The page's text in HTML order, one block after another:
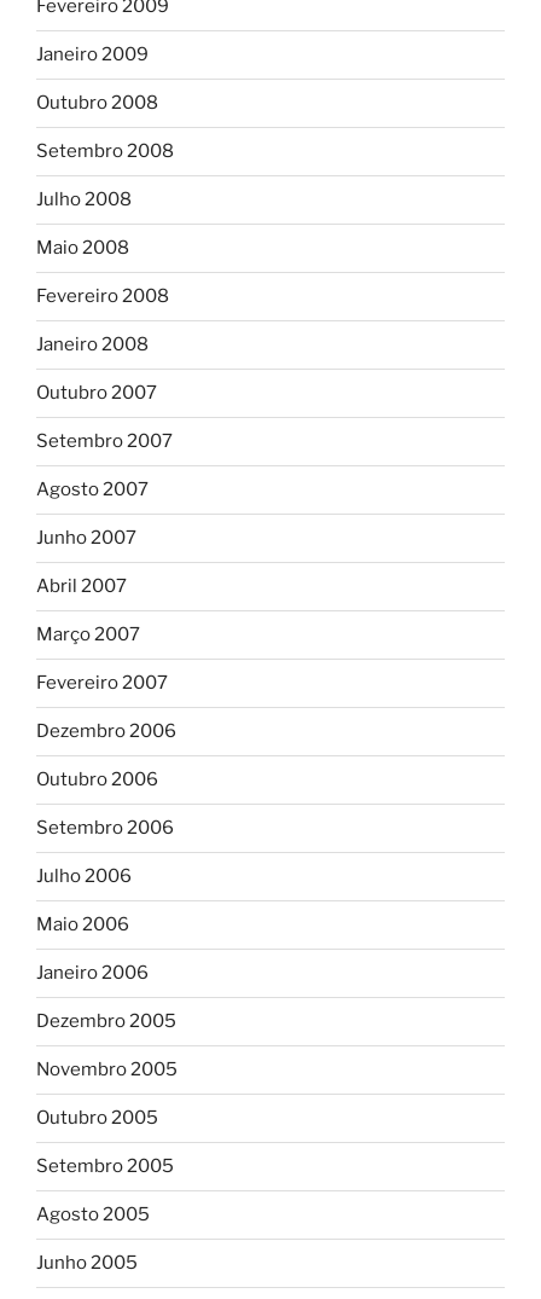
Fevereiro 2009
Janeiro 2009
Outubro 2008
Setembro 2008
Julho 2008
Maio 2008
Fevereiro 2008
Janeiro 2008
Outubro 2007
Setembro 2007
Agosto 2007
Junho 2007
Abril 2007
Março 2007
Fevereiro 2007
Dezembro 2006
Outubro 2006
Setembro 2006
Julho 2006
Maio 2006
Janeiro 2006
Dezembro 2005
Novembro 2005
Outubro 2005
Setembro 2005
Agosto 2005
Junho 2005